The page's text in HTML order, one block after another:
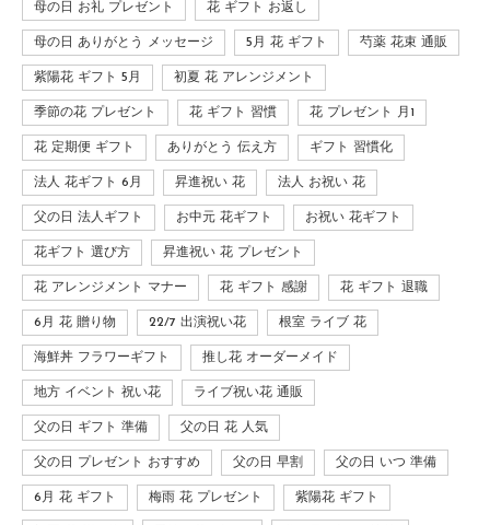
母の日 お礼 プレゼント 花 ギフト お返し
母の日 ありがとう メッセージ 5月 花 ギフト 芍薬 花束 通販
紫陽花 ギフト 5月 初夏 花 アレンジメント
季節の花 プレゼント 花 ギフト 習慣 花 プレゼント 月1
花 定期便 ギフト ありがとう 伝え方 ギフト 習慣化
法人 花ギフト 6月 昇進祝い 花 法人 お祝い 花
父の日 法人ギフト お中元 花ギフト お祝い 花ギフト
花ギフト 選び方 昇進祝い 花 プレゼント
花 アレンジメント マナー 花 ギフト 感謝 花 ギフト 退職
6月 花 贈り物 22/7 出演祝い花 根室 ライブ 花
海鮮丼 フラワーギフト 推し花 オーダーメイド
地方 イベント 祝い花 ライブ祝い花 通販
父の日 ギフト 準備 父の日 花 人気
父の日 プレゼント おすすめ 父の日 早割 父の日 いつ 準備
6月 花 ギフト 梅雨 花 プレゼント 紫陽花 ギフト